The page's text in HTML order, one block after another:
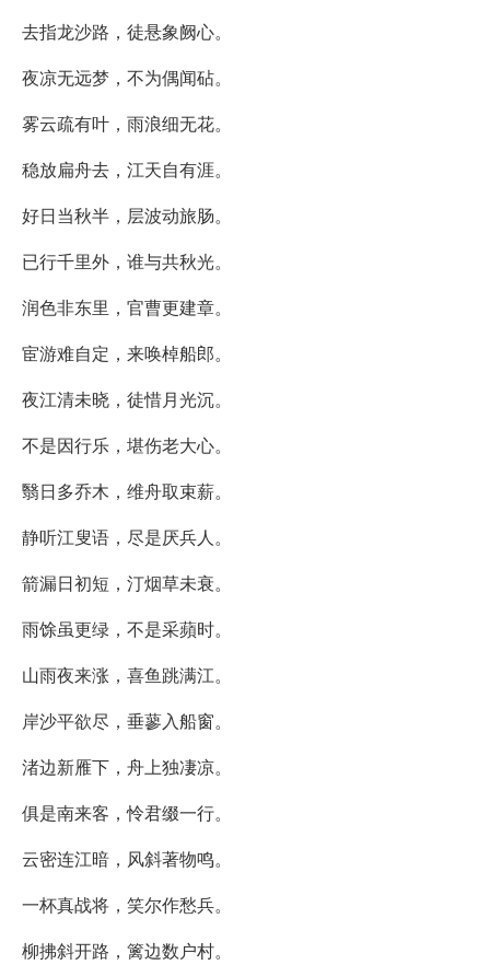
去指龙沙路，徒悬象阙心。
夜凉无远梦，不为偶闻砧。
雾云疏有叶，雨浪细无花。
稳放扁舟去，江天自有涯。
好日当秋半，层波动旅肠。
已行千里外，谁与共秋光。
润色非东里，官曹更建章。
宦游难自定，来唤棹船郎。
夜江清未晓，徒惜月光沉。
不是因行乐，堪伤老大心。
翳日多乔木，维舟取束薪。
静听江叟语，尽是厌兵人。
箭漏日初短，汀烟草未衰。
雨馀虽更绿，不是采蘋时。
山雨夜来涨，喜鱼跳满江。
岸沙平欲尽，垂蓼入船窗。
渚边新雁下，舟上独凄凉。
俱是南来客，怜君缀一行。
云密连江暗，风斜著物鸣。
一杯真战将，笑尔作愁兵。
柳拂斜开路，篱边数户村。